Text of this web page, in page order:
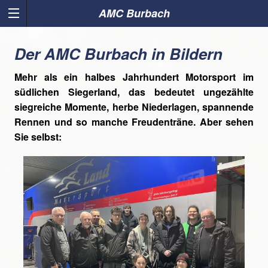
AMC Burbach
Der AMC Burbach in Bildern
Mehr als ein halbes Jahrhundert Motorsport im
südlichen Siegerland, das bedeutet ungezählte
siegreiche Momente, herbe Niederlagen, spannende
Rennen und so manche Freudenträne. Aber sehen
Sie selbst: